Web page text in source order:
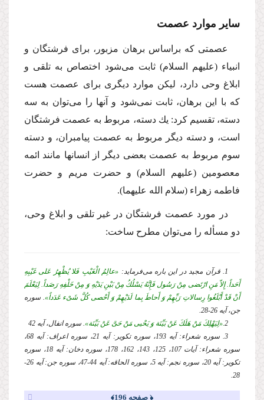
سایر موارد عصمت
عصمتى كه براساس برهان مزبور، براى فرشتگان و
انبیاء (علیهم السلام) ثابت مى‌شود اختصاص به تلقى و
ابلاغ وحى دارد، لیكن موارد دیگرى براى عصمت هست
كه با این برهان، ثابت نمى‌شود و آنها را مى‌توان به سه
دسته، تقسیم كرد: یك دسته، مربوط به عصمت فرشتگان
است، و دسته دیگر مربوط به عصمت پیامبران، و دسته
سوم مربوط به عصمت بعضى دیگر از انسانها مانند ائمه
معصومین (علیهم السلام) و حضرت مریم و حضرت
فاطمه زهراء (سلام الله علیهما).
در مورد عصمت فرشتگان در غیر تلقى و ابلاغ وحى،
دو مسأله را مى‌توان مطرح ساخت:
1. قرآن مجید در این باره مى‌فرماید:
«عالِمُ الْغَیْبِ فَلا یُظْهِرُ عَلى غَیْبِهِ
أَحَداً. إِلاّ مَنِ ارْتَضى مِنْ رَسُول فَإِنَّهُ یَسْلُكُ مِنْ بَیْنِ یَدَیْهِ وَ مِنْ خَلْفِهِ رَصَداً. لِیَعْلَمَ
أَنْ قَدْ أَبْلَغُوا رِسالاتِ رَبِّهِمْ وَ أَحاطَ بِما لَدَیْهِمْ وَ أَحْصى كُلَّ شَیْء عَدَداً». سوره
جن، آیه 26-28.
2.«لِیَهْلِكَ مَنْ هَلَكَ عَنْ بَیِّنَة وَ یَحْیى مَنْ حَیَّ عَنْ بَیِّنَة». سوره انفال، آیه 42
3. سوره شعراء: آیه 193، سوره تكویر: آیه 21، سوره اعراف: آیه 68،
سوره شعراء: آیات 107، 125، 143، 162، 178، سوره دخان: آیه 18، سوره
تكویر: آیه 20، سوره نجم: آیه 5، سوره الحاقه: آیه 44-47، سوره جن: آیه 26-
28.
﴿ صفحه 196﴾